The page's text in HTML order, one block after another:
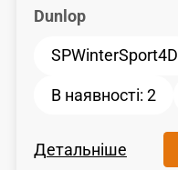
Dunlop
SPWinterSport4D
В наявності: 2
Детальніше